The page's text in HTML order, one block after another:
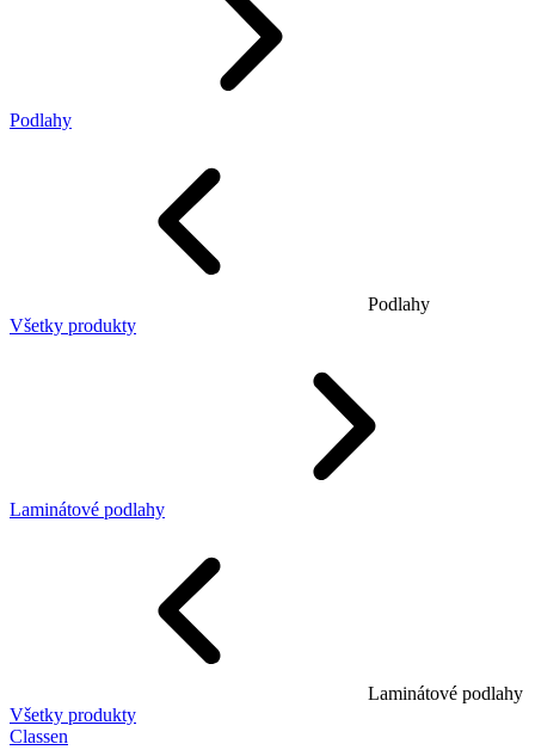
Podlahy
Podlahy
Všetky produkty
Laminátové podlahy
Laminátové podlahy
Všetky produkty
Classen